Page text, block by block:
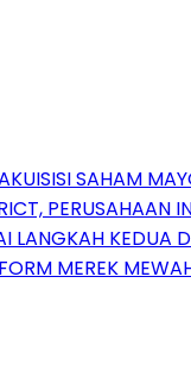
SAHAM
PERUSAHAAN
LANGKAH KEDUA
MEREK